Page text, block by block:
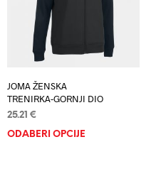
proizvoda
Ovaj
JOMA ŽENSKA
TRENIRKA-GORNJI DIO
25.21 €
ODABERI OPCIJE